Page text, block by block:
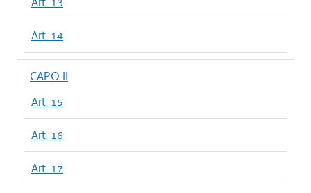
Art. 14
CAPO II
Art. 15
Art. 16
Art. 17